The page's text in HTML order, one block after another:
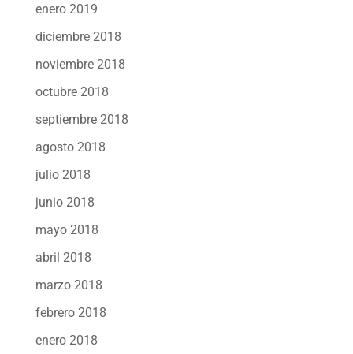
enero 2019
diciembre 2018
noviembre 2018
octubre 2018
septiembre 2018
agosto 2018
julio 2018
junio 2018
mayo 2018
abril 2018
marzo 2018
febrero 2018
enero 2018